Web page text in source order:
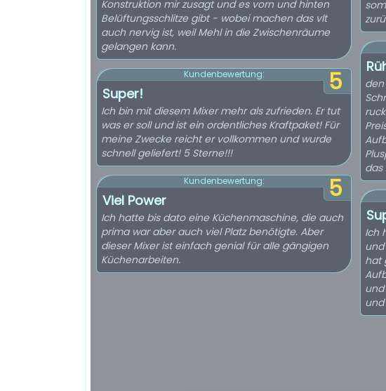
Konstruktion mir zusagt und es vorn und hinten
Belüftungsschlitze gibt - wobei machen das vlt
auch nervig ist, weil Mehl in die Zwischenräume
gelangen kann.
5
Kundenbewertung:
Super!
Ich bin mit diesem Mixer mehr als zufrieden. Er tut
was er soll und ist ein ordentliches Kraftpaket! Für
meine Zwecke reicht er vollkommen und wurde
schnell geliefert! 5 Sterne!!!
5
Kundenbewertung:
Viel Power
Ich hatte bis dato eine Küchenmaschine, die auch
prima war aber auch viel Platz benötigte. Aber
dieser Mixer ist einfach genial für alle gängigen
Küchenarbeiten.
das
Ich
hat